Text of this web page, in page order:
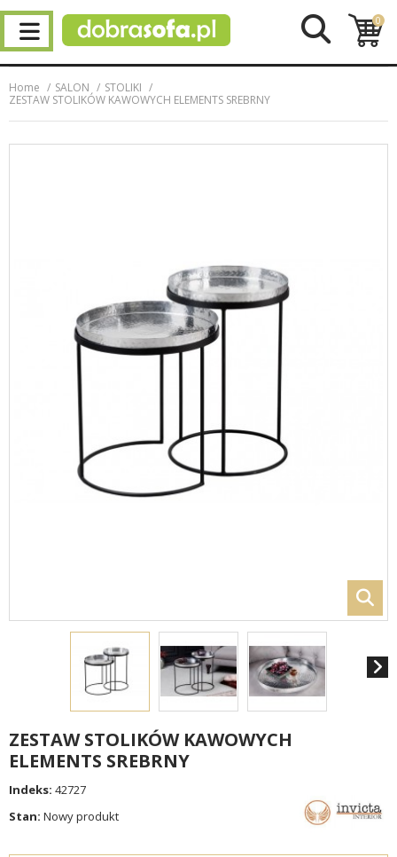
0
Home SALON
STOLIKI
ZESTAW STOLIKÓW KAWOWYCH ELEMENTS SREBRNY
ZESTAW STOLIKÓW KAWOWYCH
ELEMENTS SREBRNY
Indeks: 42727
Stan: Nowy produkt